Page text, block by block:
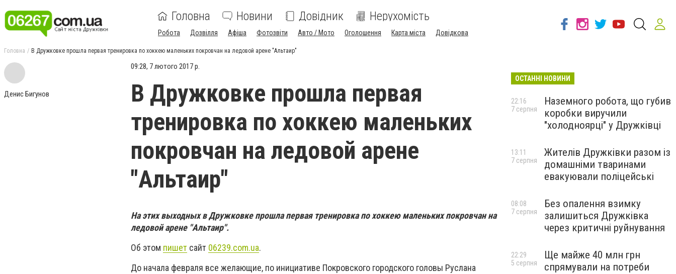
Головна Новини Довідник Нерухомість
Робота Дозвілля Афіша Фотозвіти Авто / Мото Оголошення Карта міста Довідкова
Головна В Дружковке прошла первая тренировка по хоккею маленьких покровчан на ледовой арене "Альтаир"
Денис Бигунов
09:28, 7 лютого 2017 р.
В Дружковке прошла первая
тренировка по хоккею маленьких
покровчан на ледовой арене
"Альтаир"
На этих выходных в Дружковке прошла первая тренировка по хоккею маленьких покровчан на
ледовой арене "Альтаир".
Об этом пишет сайт 06239.com.ua.
До начала февраля все желающие, по инициативе Покровского городского головы Руслана
ОСТАННІ НОВИНИ
Наземного робота, що губив
коробки виручили
"холодноярці" у Дружківці
22:16
7 серпня
Жителів Дружківки разом із
домашніми тваринами
евакуювали поліцейські
13:11
7 серпня
Без опалення взимку
залишиться Дружківка
через критичні руйнування
08:08
7 серпня
Ще майже 40 млн грн
спрямували на потреби
22:29
5 серпня